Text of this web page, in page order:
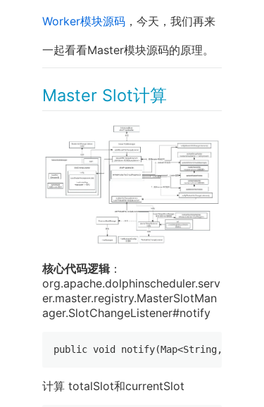
Worker模块源码 ，今天，我们再来
一起看看Master模块源码的原理。
Master Slot计算
核心代码逻辑：
org.apache.dolphinscheduler.serv
er.master.registry.MasterSlotMan
ager.SlotChangeListener#notify
public void notify(Map<String,
计算 totalSlot和currentSlot